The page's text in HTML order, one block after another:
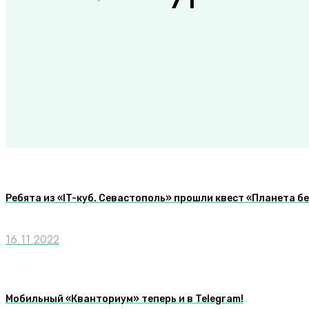
Ребята из «IT-куб. Севастополь» прошли квест «Планета
16.11.2022
Мобильный «Кванториум» теперь и в Telegram!